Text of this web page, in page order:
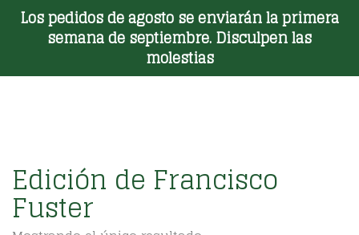
Los pedidos de agosto se enviarán la primera
semana de septiembre. Disculpen las
molestias
Toggle Menu
Edición de Francisco
Fuster